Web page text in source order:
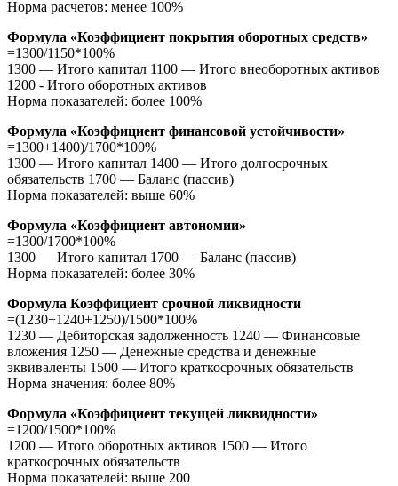
Норма расчетов: менее 100%
Формула «Коэффициент покрытия оборотных средств»
=1300/1150*100%
1300 — Итого капитал 1100 — Итого внеоборотных активов
1200 - Итого оборотных активов
Норма показателей: более 100%
Формула «Коэффициент финансовой устойчивости»
=1300+1400)/1700*100%
1300 — Итого капитал 1400 — Итого долгосрочных
обязательств 1700 — Баланс (пассив)
Норма показателей: выше 60%
Формула «Коэффициент автономии»
=1300/1700*100%
1300 — Итого капитал 1700 — Баланс (пассив)
Норма показателей: более 30%
Формула Коэффициент срочной ликвидности
=(1230+1240+1250)/1500*100%
1230 — Дебиторская задолженность 1240 — Финансовые
вложения 1250 — Денежные средства и денежные
эквиваленты 1500 — Итого краткосрочных обязательств
Норма значения: более 80%
Формула «Коэффициент текущей ликвидности»
=1200/1500*100%
1200 — Итого оборотных активов 1500 — Итого
краткосрочных обязательств
Норма показателей: выше 200